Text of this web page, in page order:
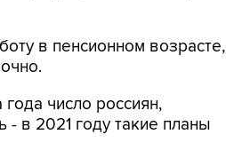
в пенсионном возрасте,
число россиян,
- в 2021 году такие планы